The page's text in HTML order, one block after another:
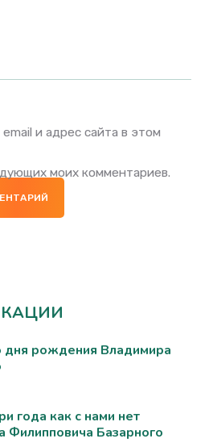
и адрес сайта в этом
моих комментариев.
дня рождения Владимира
года как с нами нет
Филипповича Базарного